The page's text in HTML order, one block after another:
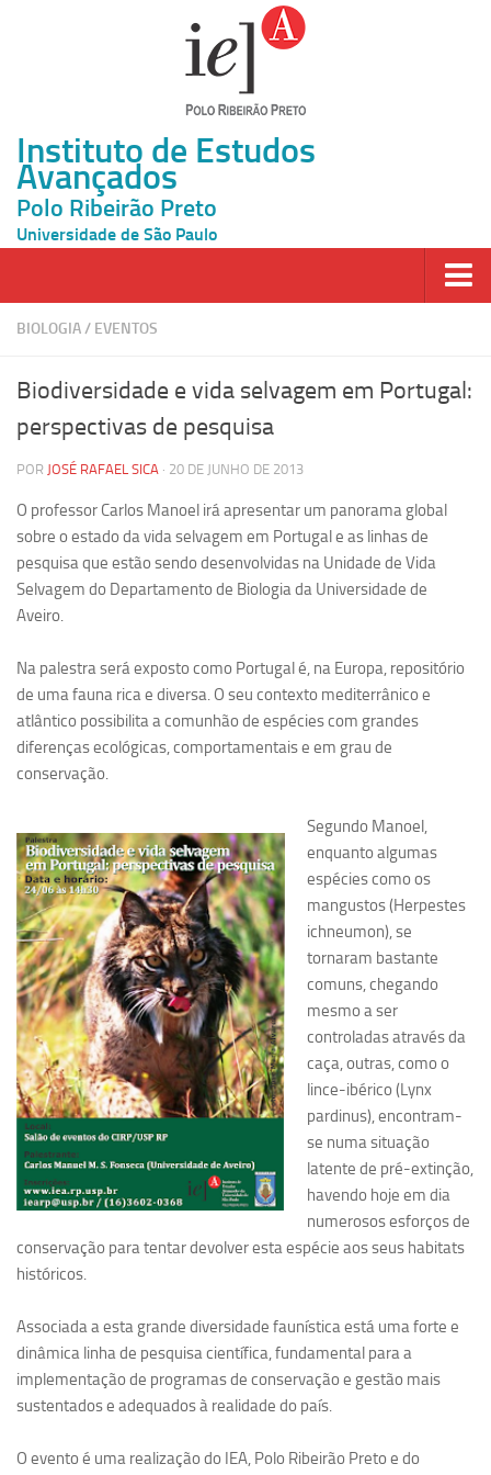
Instituto de Estudos
Avançados
Polo Ribeirão Preto
Universidade de São Paulo
Página Inicial
Inscrição
Atividades
Pesquisa
Grupos de Estudo
Carreira Docente de Impacto
Grupo de Estudos Avançados em Tecnologia e Informação
em Saúde com foco em Populações Vulneráveis
(Confluencia)
Grupos de estudo encerrados
Criminologia Experimental e Segurança Pública
Direito e Tecnologia (Tech Law)
Grupo de Pesquisa GPUBLIC – Centro de Estudos em Gestão
e Políticas Públicas Contemporâneas
Grupos de pesquisa encerrados
Ano Sabático
Daniel Domingues dos Santos
Programas Ano Sabático Encerrados
Cíntia Rosa Pereira de Lima
Cristina Godoy Bernardo de Oliveira (FDRP)
Evandro Eduardo Seron Ruiz
Fabiana Cristina Severi (FDRP)
Fernando de Lima Caneppele
Maria Paula Costa Bertran
Professor Sênior
Professores Seniores Encerrados
Polo Ribeirão Preto
BIOLOGIA/ EVENTOS
Biodiversidade e vida selvagem em Portugal:
perspectivas de pesquisa
POR JOSÉ RAFAEL SICA · 20 DE JUNHO DE 2013
O professor Carlos Manoel irá apresentar um panorama global
sobre o estado da vida selvagem em Portugal e as linhas de
pesquisa que estão sendo desenvolvidas na Unidade de Vida
Selvagem do Departamento de Biologia da Universidade de
Aveiro.
Na palestra será exposto como Portugal é, na Europa, repositório
de uma fauna rica e diversa. O seu contexto mediterrânico e
atlântico possibilita a comunhão de espécies com grandes
diferenças ecológicas, comportamentais e em grau de
conservação.
Segundo Manoel,
enquanto algumas
espécies como os
mangustos (Herpestes
ichneumon), se
tornaram bastante
comuns, chegando
mesmo a ser
controladas através da
caça, outras, como o
lince-ibérico (Lynx
pardinus), encontram-
se numa situação
latente de pré-extinção,
havendo hoje em dia
numerosos esforços de
conservação para tentar devolver esta espécie aos seus habitats
históricos.
Associada a esta grande diversidade faunística está uma forte e
dinâmica linha de pesquisa científica, fundamental para a
implementação de programas de conservação e gestão mais
sustentados e adequados à realidade do país.
O evento é uma realização do IEA, Polo Ribeirão Preto e do